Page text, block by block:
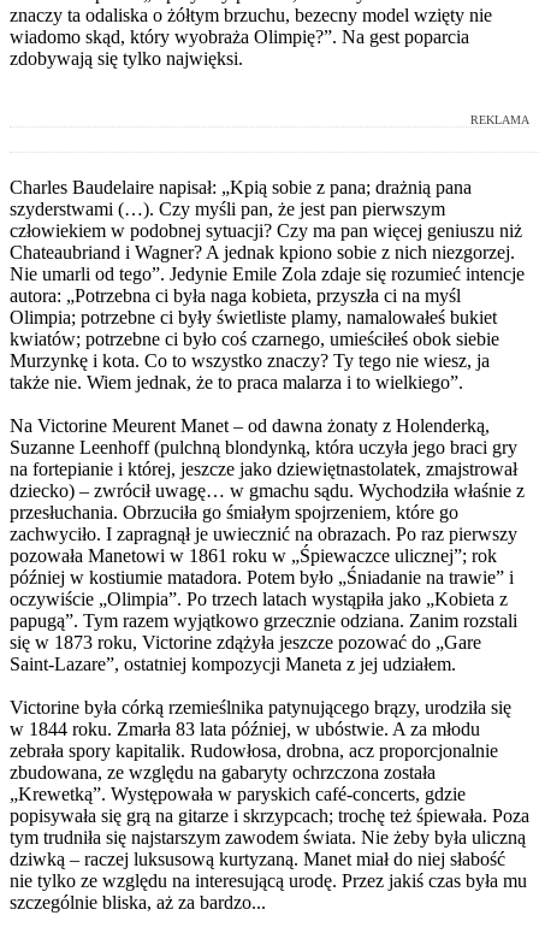
znaczy ta odaliska o żółtym brzuchu, bezecny model wzięty nie
wiadomo skąd, który wyobraża Olimpię?”. Na gest poparcia
zdobywają się tylko najwięksi.
REKLAMA
Charles Baudelaire napisał: „Kpią sobie z pana; drażnią pana
szyderstwami (…). Czy myśli pan, że jest pan pierwszym
człowiekiem w podobnej sytuacji? Czy ma pan więcej geniuszu niż
Chateaubriand i Wagner? A jednak kpiono sobie z nich niezgorzej.
Nie umarli od tego”. Jedynie Emile Zola zdaje się rozumieć intencje
autora: „Potrzebna ci była naga kobieta, przyszła ci na myśl
Olimpia; potrzebne ci były świetliste plamy, namalowałeś bukiet
kwiatów; potrzebne ci było coś czarnego, umieściłeś obok siebie
Murzynkę i kota. Co to wszystko znaczy? Ty tego nie wiesz, ja
także nie. Wiem jednak, że to praca malarza i to wielkiego”.
Na Victorine Meurent Manet – od dawna żonaty z Holenderką,
Suzanne Leenhoff (pulchną blondynką, która uczyła jego braci gry
na fortepianie i której, jeszcze jako dziewiętnastolatek, zmajstrował
dziecko) – zwrócił uwagę… w gmachu sądu. Wychodziła właśnie z
przesłuchania. Obrzuciła go śmiałym spojrzeniem, które go
zachwyciło. I zapragnął je uwiecznić na obrazach. Po raz pierwszy
pozowała Manetowi w 1861 roku w „Śpiewaczce ulicznej”; rok
później w kostiumie matadora. Potem było „Śniadanie na trawie” i
oczywiście „Olimpia”. Po trzech latach wystąpiła jako „Kobieta z
papugą”. Tym razem wyjątkowo grzecznie odziana. Zanim rozstali
się w 1873 roku, Victorine zdążyła jeszcze pozować do „Gare
Saint-Lazare”, ostatniej kompozycji Maneta z jej udziałem.
Victorine była córką rzemieślnika patynującego brązy, urodziła się
w 1844 roku. Zmarła 83 lata później, w ubóstwie. A za młodu
zebrała spory kapitalik. Rudowłosa, drobna, acz proporcjonalnie
zbudowana, ze względu na gabaryty ochrzczona została
„Krewetką”. Występowała w paryskich café-concerts, gdzie
popisywała się grą na gitarze i skrzypcach; trochę też śpiewała. Poza
tym trudniła się najstarszym zawodem świata. Nie żeby była uliczną
dziwką – raczej luksusową kurtyzaną. Manet miał do niej słabość
nie tylko ze względu na interesującą urodę. Przez jakiś czas była mu
szczególnie bliska, aż za bardzo...